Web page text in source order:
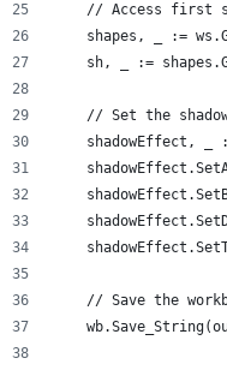
// Access first
shapes, _ :=
sh, _ :=
// Set the
shadowEffect, _
// Save the